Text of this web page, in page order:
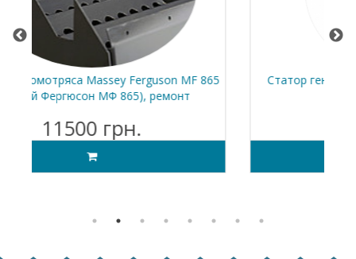
Статор генератора (обмотка) 14В, 1000Вт
МТЗ-80 (рем)